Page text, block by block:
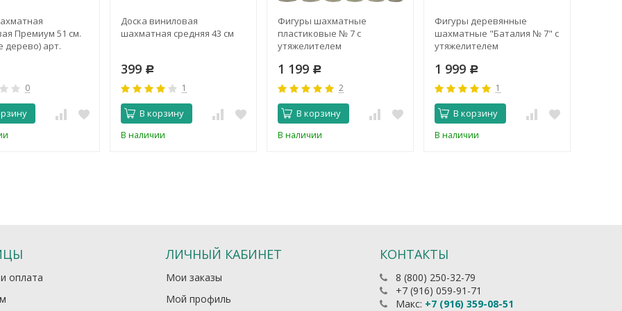
Премиум 51 см.
дерево) арт.
0
Доска виниловая
шахматная средняя 43 см
399 Р
1
В корзину
В наличии
Фигуры шахматные
пластиковые № 7 с
утяжелителем
1 199 Р
2
В корзину
В наличии
Фигуры деревянные
шахматные "Баталия № 7" с
утяжелителем
1 999 Р
1
В корзину
В наличии
оплата
ЛИЧНЫЙ КАБИНЕТ
Мои заказы
Мой профиль
КОНТАКТЫ
8 (800) 250-32-79
+7 (916) 059-91-71
Макс: +7 (916) 359-08-51